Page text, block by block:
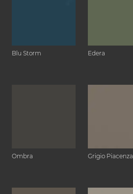
Blu Storm Edera
Ombra Grigio Piacenza